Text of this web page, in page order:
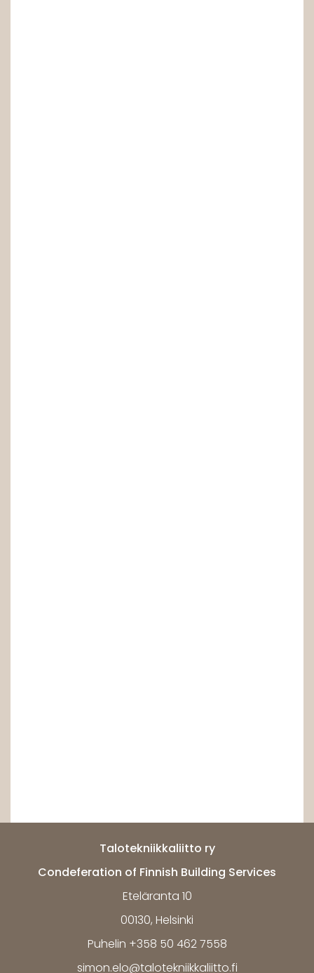
Talotekniikkaliitto ry
Condeferation of Finnish Building Services
Eteläranta 10
00130, Helsinki
Puhelin +358 50 462 7558
simon.elo@talotekniikkaliitto.fi